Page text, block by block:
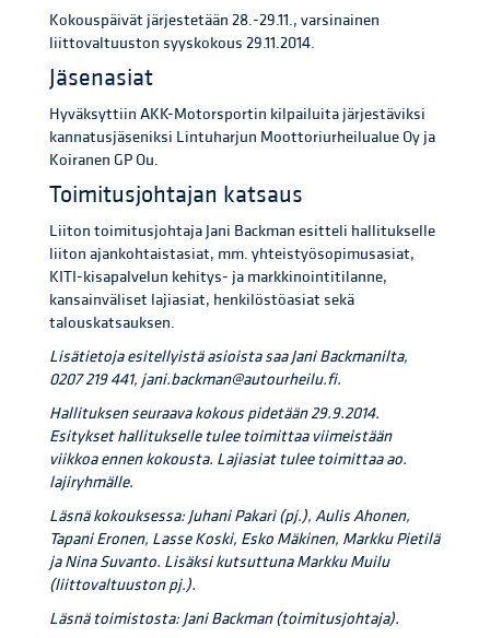
Kokouspäivät järjestetään 28.-29.11., varsinainen
liittovaltuuston syyskokous 29.11.2014.
Jäsenasiat
Hyväksyttiin AKK-Motorsportin kilpailuita järjestäviksi
kannatusjäseniksi Lintuharjun Moottoriurheilualue Oy ja
Koiranen GP Ou.
Toimitusjohtajan katsaus
Liiton toimitusjohtaja Jani Backman esitteli hallitukselle
liiton ajankohtaistasiat, mm. yhteistyösopimusasiat,
KITI-kisapalvelun kehitys- ja markkinointitilanne,
kansainväliset lajiasiat, henkilöstöasiat sekä
talouskatsauksen.
Lisätietoja esitellyistä asioista saa Jani Backmanilta,
0207 219 441, jani.backman@autourheilu.fi.
Hallituksen seuraava kokous pidetään 29.9.2014.
Esitykset hallitukselle tulee toimittaa viimeistään
viikkoa ennen kokousta. Lajiasiat tulee toimittaa ao.
lajiryhmälle.
Läsnä kokouksessa: Juhani Pakari (pj.), Aulis Ahonen,
Tapani Eronen, Lasse Koski, Esko Mäkinen, Markku Pietilä
ja Nina Suvanto. Lisäksi kutsuttuna Markku Muilu
(liittovaltuuston pj.).
Läsnä toimistosta: Jani Backman (toimitusjohtaja).